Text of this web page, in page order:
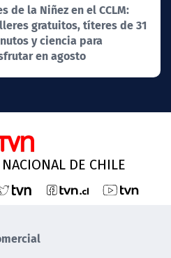
de la Niñez en el CCLM:
gratuitos, títeres de 31
y ciencia para
en agosto
DE CHILE